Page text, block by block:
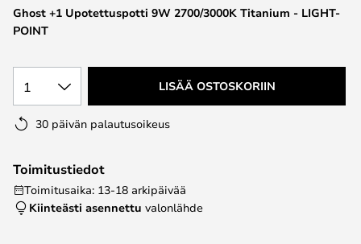
gallery
Ghost +1 Upotettuspotti 9W 2700/3000K Titanium - LIGHT-
POINT
1 LISÄÄ OSTOSKORIIN
30 päivän palautusoikeus
Toimitustiedot
Toimitusaika: 13-18 arkipäivää
Kiinteästi asennettu valonlähde